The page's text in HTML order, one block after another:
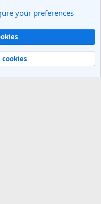
Help
R
XenForo Ltd.
your preferences